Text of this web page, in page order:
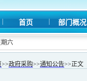
首页 部门概况
六
>>政府采购>>通知公告>>正文